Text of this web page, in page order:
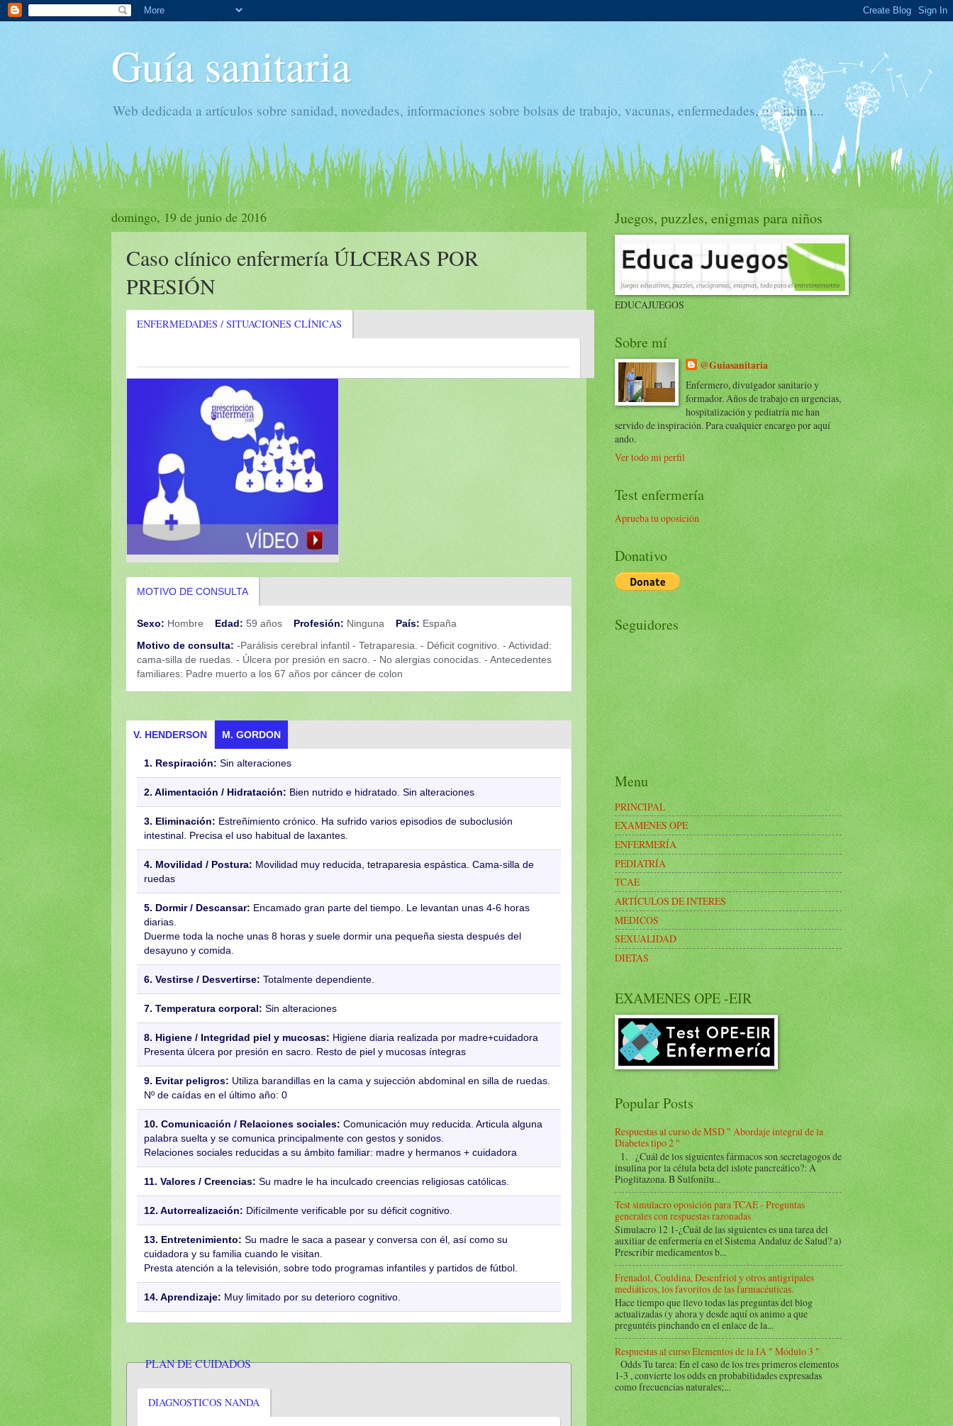
Guía sanitaria
Web dedicada a artículos sobre sanidad, novedades, informaciones sobre bolsas de trabajo, vacunas, enfermedades, medicina...
domingo, 19 de junio de 2016
Caso clínico enfermería ÚLCERAS POR
PRESIÓN
ENFERMEDADES / SITUACIONES CLÍNICAS
MOTIVO DE CONSULTA
Sexo: Hombre Edad: 59 años Profesión: Ninguna País: España
Motivo de consulta: -Parálisis cerebral infantil - Tetraparesia. - Déficit cognitivo. - Actividad:
cama-silla de ruedas. - Úlcera por presión en sacro. - No alergias conocidas. - Antecedentes
familiares: Padre muerto a los 67 años por cáncer de colon
V. HENDERSON M. GORDON
1. Respiración: Sin alteraciones
2. Alimentación / Hidratación: Bien nutrido e hidratado. Sin alteraciones
3. Eliminación: Estreñimiento crónico. Ha sufrido varios episodios de suboclusión
intestinal. Precisa el uso habitual de laxantes.
4. Movilidad / Postura: Movilidad muy reducida, tetraparesia espástica. Cama-silla de
ruedas
5. Dormir / Descansar: Encamado gran parte del tiempo. Le levantan unas 4-6 horas
diarias.
Duerme toda la noche unas 8 horas y suele dormir una pequeña siesta después del
desayuno y comida.
6. Vestirse / Desvertirse: Totalmente dependiente.
7. Temperatura corporal: Sin alteraciones
8. Higiene / Integridad piel y mucosas: Higiene diaria realizada por madre+cuidadora
Presenta úlcera por presión en sacro. Resto de piel y mucosas íntegras
9. Evitar peligros: Utiliza barandillas en la cama y sujección abdominal en silla de ruedas.
Nº de caídas en el último año: 0
10. Comunicación / Relaciones sociales: Comunicación muy reducida. Articula alguna
palabra suelta y se comunica principalmente con gestos y sonidos.
Relaciones sociales reducidas a su ámbito familiar: madre y hermanos + cuidadora
11. Valores / Creencias: Su madre le ha inculcado creencias religiosas católicas.
12. Autorrealización: Difícilmente verificable por su déficit cognitivo.
13. Entretenimiento: Su madre le saca a pasear y conversa con él, así como su
cuidadora y su familia cuando le visitan.
Presta atención a la televisión, sobre todo programas infantiles y partidos de fútbol.
14. Aprendizaje: Muy limitado por su deterioro cognitivo.
PLAN DE CUIDADOS
DIAGNOSTICOS NANDA
Juegos, puzzles, enigmas para niños
EDUCAJUEGOS
Sobre mí
@Guiasanitaria
Enfermero, divulgador sanitario y
formador. Años de trabajo en urgencias,
hospitalización y pediatría me han
servido de inspiración. Para cualquier encargo por aquí
ando.
Ver todo mi perfil
Test enfermería
Aprueba tu oposición
Donativo
Seguidores
Menu
PRINCIPAL
EXAMENES OPE
ENFERMERÍA
PEDIATRÍA
TCAE
ARTÍCULOS DE INTERES
MEDICOS
SEXUALIDAD
DIETAS
EXAMENES OPE -EIR
Popular Posts
Respuestas al curso de MSD " Abordaje integral de la
Diabetes tipo 2 "
1. ¿Cuál de los siguientes fármacos son secretagogos de
insulina por la célula beta del islote pancreático?: A
Pioglitazona. B Sulfonilu...
Test simulacro oposición para TCAE - Preguntas
generales con respuestas razonadas
Simulacro 12 1-¿Cuál de las siguientes es una tarea del
auxiliar de enfermería en el Sistema Andaluz de Salud? a)
Prescribir medicamentos b...
Frenadol, Couldina, Desenfriol y otros antigripales
mediáticos, los favoritos de las farmacéuticas.
Hace tiempo que llevo todas las preguntas del blog
actualizadas (y ahora y desde aquí os animo a que
preguntéis pinchando en el enlace de la...
Respuestas al curso Elementos de la IA " Módulo 3 "
Odds Tu tarea: En el caso de los tres primeros elementos
1-3 , convierte los odds en probabilidades expresadas
como frecuencias naturales;...